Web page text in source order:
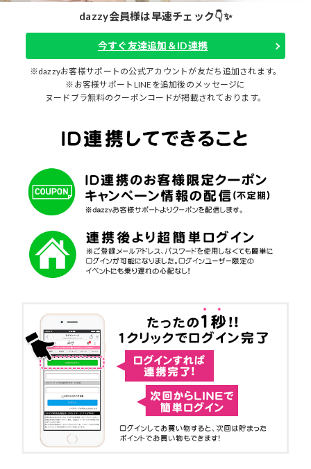
dazzy会員様は早速チェック👇✨
今すぐ友達追加＆ID連携
※dazzyお客様サポートの公式アカウントが友だち追加されます。
※お客様サポートLINEを追加後のメッセージに
ヌードブラ無料のクーポンコードが掲載されております。